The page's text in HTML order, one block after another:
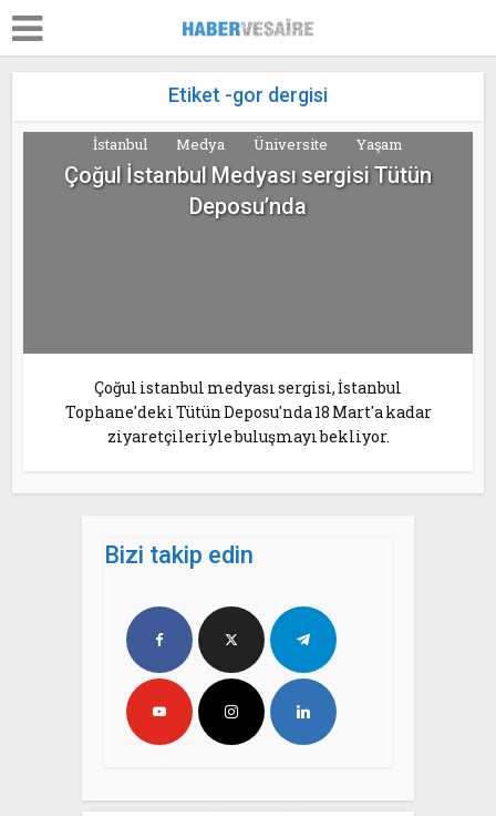
Etiket -gor dergisi
İstanbul Medya Üniversite Yaşam
Çoğul İstanbul Medyası sergisi Tütün
Deposu’nda
Çoğul istanbul medyası sergisi, İstanbul
Tophane'deki Tütün Deposu'nda 18 Mart'a kadar
ziyaretçileriyle buluşmayı bekliyor.
Bizi takip edin